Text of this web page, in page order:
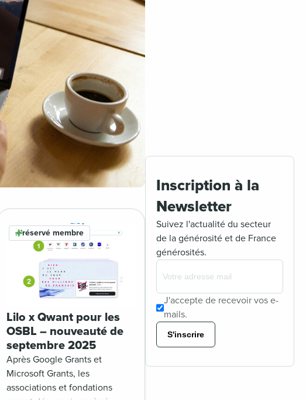
réservé membre
Lilo x Qwant pour les
OSBL – nouveauté de
septembre 2025
Après Google Grants et
Microsoft Grants, les
associations et fondations
Inscription à la
Newsletter
Suivez l'actualité du secteur
de la générosité et de France
générosités.
J'accepte de recevoir vos e-
mails.
S'inscrire